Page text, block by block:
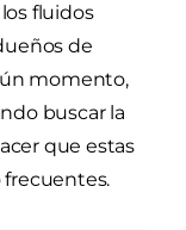
fluidos
de
momento,
buscar la
que estas
frecuentes.